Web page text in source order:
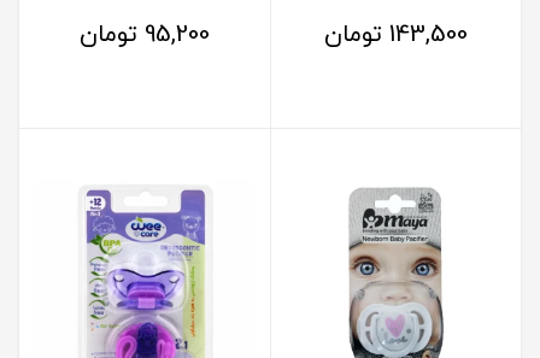
143,500 تومان 95,200 تومان